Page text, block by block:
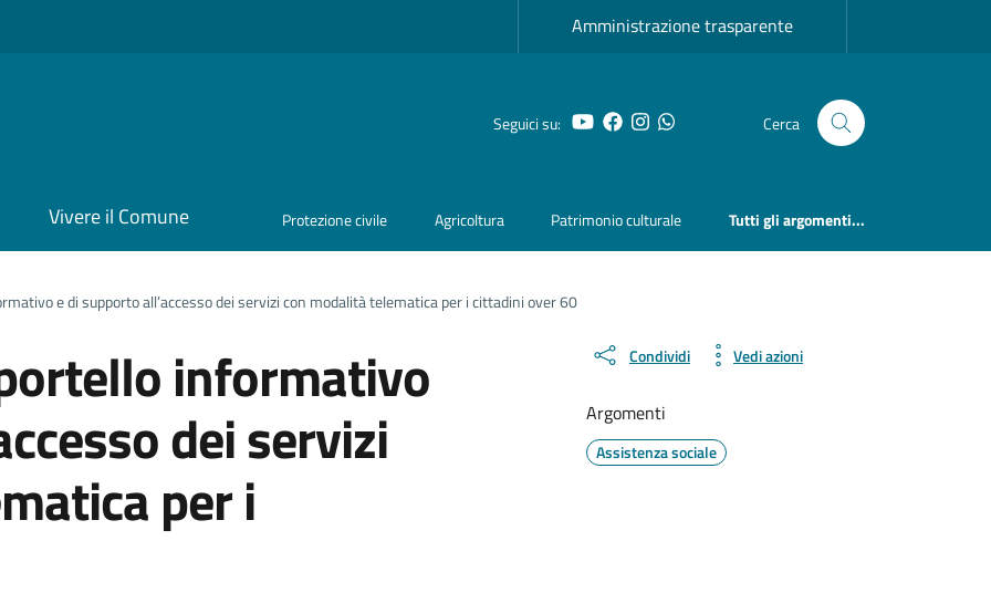
Amministrazione trasparente
Seguici su: YouTube
Facebook
Instagram
Whatsapp Cerca
Vivere il Comune Protezione civile Agricoltura Patrimonio culturale Tutti gli argomenti...
e di supporto all’accesso dei servizi con modalità telematica per i cittadini over 60
informativo
dei servizi
per i
Condividi Vedi azioni
Argomenti
Assistenza sociale